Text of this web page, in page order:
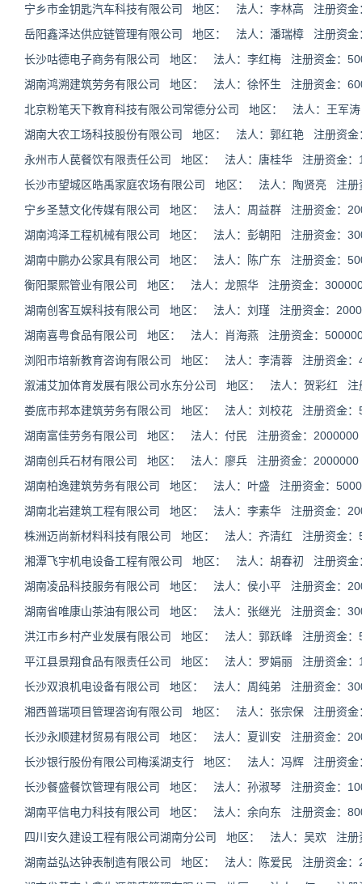
宁乡市金钥匙汽车科技有限公司 地区： 法人：李林高 注册资金
岳阳鑫泽达供应链管理有限公司 地区： 法人：潘瑞樟 注册资金
长沙咕德电子商务有限公司 地区： 法人：李红梅 注册资金：
湖南鸿溯建筑劳务有限公司 地区： 法人：徐怀生 注册资金：
北京粉笔天下教育科技有限公司常德分公司 地区： 法人：王军
湖南大农工场科技股份有限公司 地区： 法人：郭红艳 注册资金
永州市人苠餐饮有限责任公司 地区： 法人：唐桂华 注册资金：
长沙市望城区皓禹家庭农场有限公司 地区： 法人：陶贤亮 注册
宁乡圣慧文化传媒有限公司 地区： 法人：周益群 注册资金：
湖南鸿泽工程机械有限公司 地区： 法人：彭朝阳 注册资金：
湖南中鹏办公家具有限公司 地区： 法人：陈广东 注册资金：
衡阳聚熙管业有限公司 地区： 法人：龙照华 注册资金：
湖南创客互娱科技有限公司 地区： 法人：刘瑾 注册资金：
湖南喜粤食品有限公司 地区： 法人：肖海燕 注册资金：
浏阳市培新教育咨询有限公司 地区： 法人：李清蓉 注册资金：
溆浦艾加体育发展有限公司水东分公司 地区： 法人：贺彩红 注
娄底市邦本建筑劳务有限公司 地区： 法人：刘校花 注册资金：
湖南富佳劳务有限公司 地区： 法人：付民 注册资金：2000000
湖南创兵石材有限公司 地区： 法人：廖兵 注册资金：2000000
湖南柏逸建筑劳务有限公司 地区： 法人：叶盛 注册资金：
湖南北岩建筑工程有限公司 地区： 法人：李素华 注册资金：
株洲迈尚新材料科技有限公司 地区： 法人：齐清红 注册资金：
湘潭飞宇机电设备工程有限公司 地区： 法人：胡春初 注册资金
湖南凌品科技服务有限公司 地区： 法人：侯小平 注册资金：
湖南省唯康山茶油有限公司 地区： 法人：张继光 注册资金：
洪江市乡村产业发展有限公司 地区： 法人：郭跃峰 注册资金：
平江县景翔食品有限责任公司 地区： 法人：罗娟丽 注册资金：
长沙双浪机电设备有限公司 地区： 法人：周纯弟 注册资金：
湘西普瑞项目管理咨询有限公司 地区： 法人：张宗保 注册资金
长沙永顺建材贸易有限公司 地区： 法人：夏训安 注册资金：
长沙银行股份有限公司梅溪湖支行 地区： 法人：冯辉 注册资金
长沙餐盛餐饮管理有限公司 地区： 法人：孙淑琴 注册资金：
湖南平信电力科技有限公司 地区： 法人：余向东 注册资金：
四川安久建设工程有限公司湖南分公司 地区： 法人：吴欢 注册
湖南益弘达钟表制造有限公司 地区： 法人：陈爱民 注册资金：